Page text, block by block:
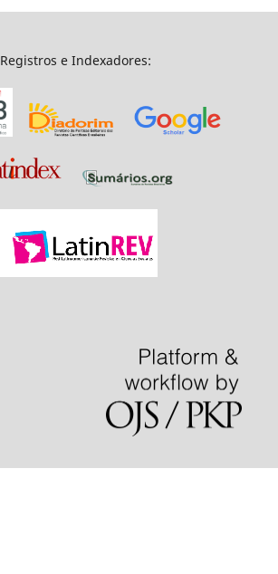
Registros e Indexadores: